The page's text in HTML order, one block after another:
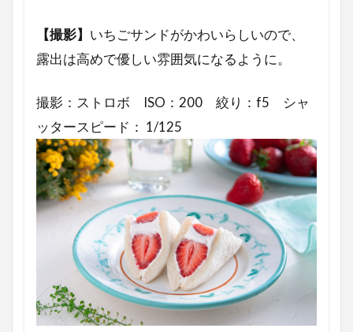
【撮影】 いちごサンドがかわいらしいので、
露出は高めで優しい雰囲気になるように。
撮影：ストロボ ISO：200 絞り：f5 シャ
ッタースピード： 1/125
アウトドア料理
イタリアン
フードスタイリング
テーブルコーディネート
フードコーディネーターとの違い
フードコーディネーター
フルーツオンザボトム
フリーランス
バーベキュー
バレンタインデー
バレンタイン
トースター
チョコレート
エスニックの日
シーザーサラダ
シンハービール
シュークリーム
サンタクロース
サイトマップ
コンフィチュール
コンセプト
クリスマス